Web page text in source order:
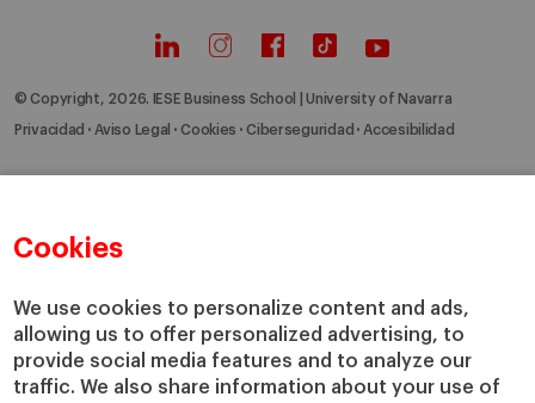
Cookies
We use cookies to personalize content and ads,
allowing us to offer personalized advertising, to
provide social media features and to analyze our
traffic. We also share information about your use of
© Copyright, 2026. IESE Business School | University of Navarra
Privacidad Aviso Legal Cookies Ciberseguridad Accesibilidad